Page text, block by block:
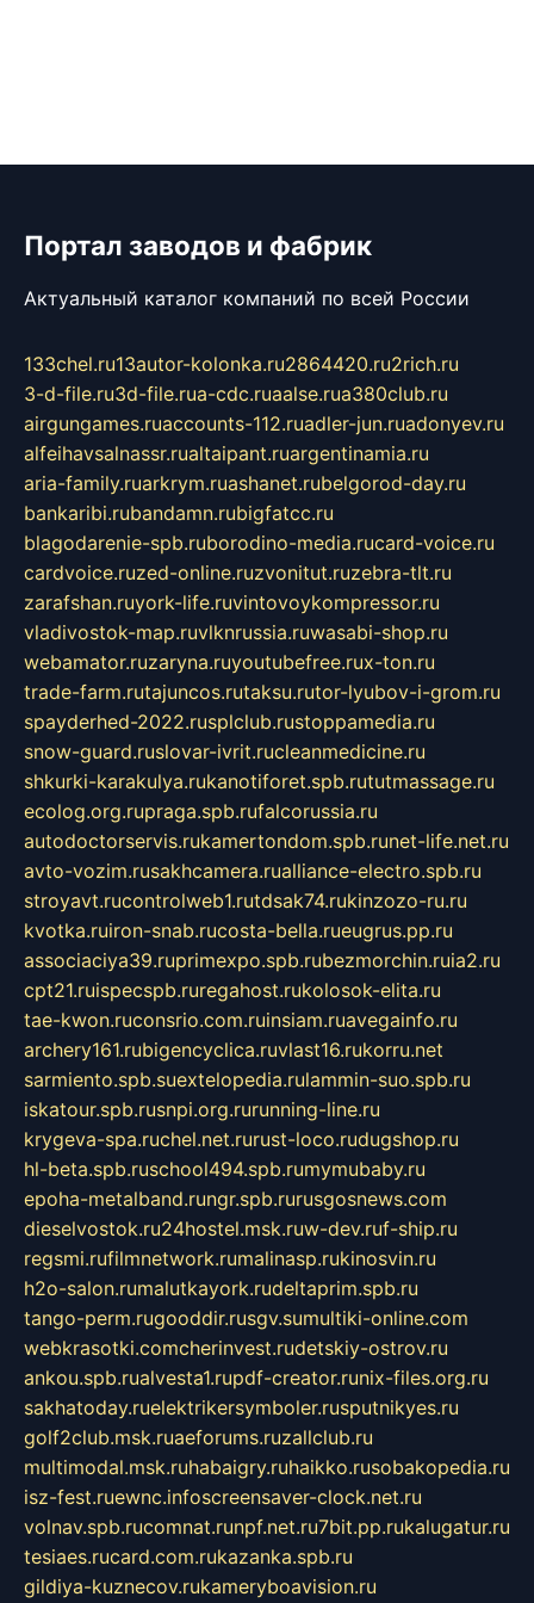
Портал заводов и фабрик
Актуальный каталог компаний по всей России
133chel.ru13autor-kolonka.ru2864420.ru2rich.ru
3-d-file.ru3d-file.rua-cdc.ruaalse.rua380club.ru
airgungames.ruaccounts-112.ruadler-jun.ruadonyev.ru
alfeihavsalnassr.rualtaipant.ruargentinamia.ru
aria-family.ruarkrym.ruashanet.rubelgorod-day.ru
bankaribi.rubandamn.rubigfatcc.ru
blagodarenie-spb.ruborodino-media.rucard-voice.ru
cardvoice.ruzed-online.ruzvonitut.ruzebra-tlt.ru
zarafshan.ruyork-life.ruvintovoykompressor.ru
vladivostok-map.ruvlknrussia.ruwasabi-shop.ru
webamator.ruzaryna.ruyoutubefree.rux-ton.ru
trade-farm.rutajuncos.rutaksu.rutor-lyubov-i-grom.ru
spayderhed-2022.rusplclub.rustoppamedia.ru
snow-guard.ruslovar-ivrit.rucleanmedicine.ru
shkurki-karakulya.rukanotiforet.spb.rututmassage.ru
ecolog.org.rupraga.spb.rufalcorussia.ru
autodoctorservis.rukamertondom.spb.runet-life.net.ru
avto-vozim.rusakhcamera.rualliance-electro.spb.ru
stroyavt.rucontrolweb1.rutdsak74.rukinzozo-ru.ru
kvotka.ruiron-snab.rucosta-bella.rueugrus.pp.ru
associaciya39.ruprimexpo.spb.rubezmorchin.ruia2.ru
cpt21.ruispecspb.ruregahost.rukolosok-elita.ru
tae-kwon.ruconsrio.com.ruinsiam.ruavegainfo.ru
archery161.rubigencyclica.ruvlast16.rukorru.net
sarmiento.spb.suextelopedia.rulammin-suo.spb.ru
iskatour.spb.rusnpi.org.rurunning-line.ru
krygeva-spa.ruchel.net.rurust-loco.rudugshop.ru
hl-beta.spb.ruschool494.spb.rumymubaby.ru
epoha-metalband.rungr.spb.rurusgosnews.com
dieselvostok.ru24hostel.msk.ruw-dev.ruf-ship.ru
regsmi.rufilmnetwork.rumalinasp.rukinosvin.ru
h2o-salon.rumalutkayork.rudeltaprim.spb.ru
tango-perm.rugooddir.rusgv.sumultiki-online.com
webkrasotki.comcherinvest.rudetskiy-ostrov.ru
ankou.spb.rualvesta1.rupdf-creator.runix-files.org.ru
sakhatoday.ruelektrikersymboler.rusputnikyes.ru
golf2club.msk.ruaeforums.ruzallclub.ru
multimodal.msk.ruhabaigry.ruhaikko.rusobakopedia.ru
isz-fest.ruewnc.infoscreensaver-clock.net.ru
volnav.spb.rucomnat.runpf.net.ru7bit.pp.rukalugatur.ru
tesiaes.rucard.com.rukazanka.spb.ru
gildiya-kuznecov.rukameryboavision.ru